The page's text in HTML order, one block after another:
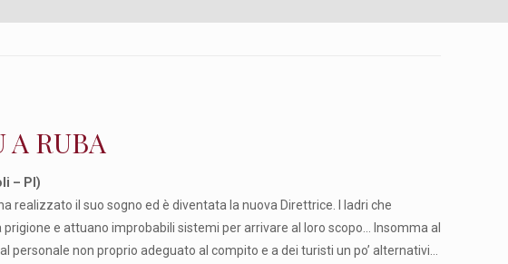
A RUBA
– PI)
realizzato il suo sogno ed è diventata la nuova Direttrice. I ladri che
e attuano improbabili sistemi per arrivare al loro scopo… Insomma al
non proprio adeguato al compito e a dei turisti un po’ alternativi…